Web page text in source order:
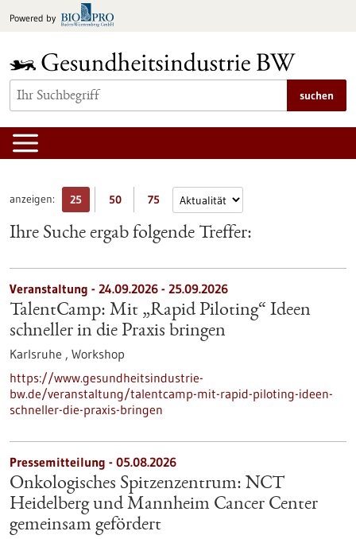
Inhalt
Powered by
suchen
anzeigen: 25 50 75
Ihre Suche ergab folgende Treffer:
Veranstaltung - 24.09.2026 - 25.09.2026
TalentCamp: Mit „Rapid Piloting“ Ideen
schneller in die Praxis bringen
Karlsruhe , Workshop
https://www.gesundheitsindustrie-
bw.de/veranstaltung/talentcamp-mit-rapid-piloting-ideen-
schneller-die-praxis-bringen
Pressemitteilung - 05.08.2026
Onkologisches Spitzenzentrum: NCT
Heidelberg und Mannheim Cancer Center
gemeinsam gefördert